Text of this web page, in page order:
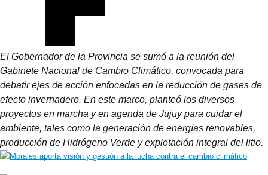
El Gobernador de la Provincia se sumó a la reunión del
Gabinete Nacional de Cambio Climático, convocada para
debatir ejes de acción enfocadas en la reducción de gases de
efecto invernadero. En este marco, planteó los diversos
proyectos en marcha y en agenda de Jujuy para cuidar el
ambiente, tales como la generación de energías renovables,
producción de Hidrógeno Verde y explotación integral del litio.